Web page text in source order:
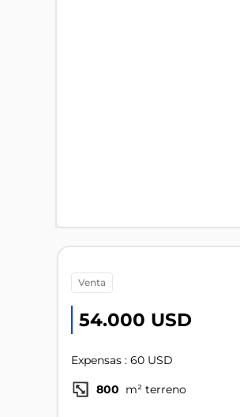
venta
54.000 USD
Expensas : 60 USD
800 m² terreno